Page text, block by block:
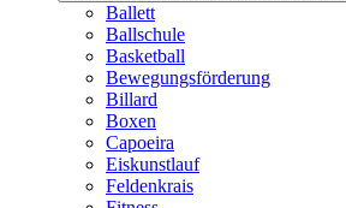
Ballett
Ballschule
Basketball
Bewegungsförderung
Billard
Boxen
Capoeira
Eiskunstlauf
Feldenkrais